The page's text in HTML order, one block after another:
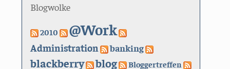
Blogwolke
2010 @Work
Administration banking
blackberry blog Bloggertreffen